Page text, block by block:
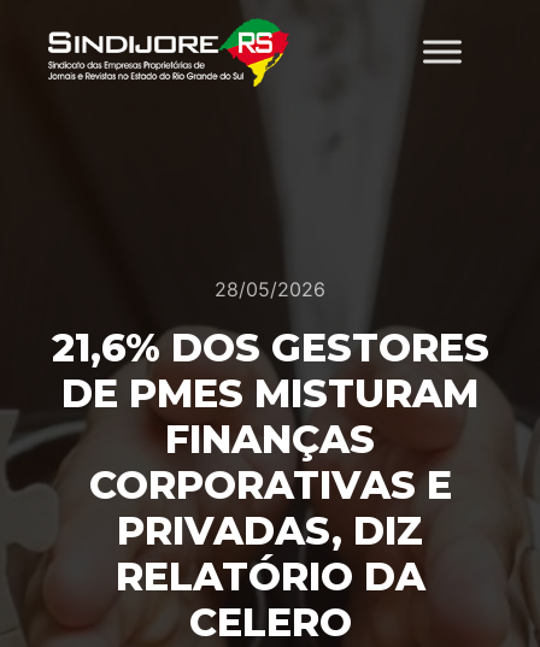
28/05/2026
21,6% DOS GESTORES
DE PMES MISTURAM
FINANÇAS
CORPORATIVAS E
PRIVADAS, DIZ
RELATÓRIO DA
CELERO